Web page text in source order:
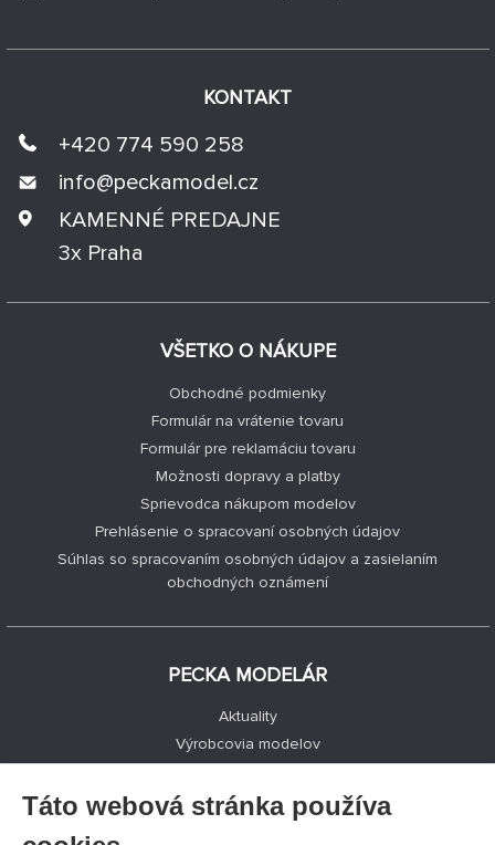
VŠETKO O NÁKUPE
Obchodné podmienky
Formulár na vrátenie tovaru
Formulár pre reklamáciu tovaru
Možnosti dopravy a platby
Sprievodca nákupom modelov
Prehlásenie o spracovaní osobných údajov
Súhlas so spracovaním osobných údajov a zasielaním
obchodných oznámení
PECKA MODELÁR
Aktuality
Výrobcovia modelov
Kontakty
KONTAKT
+420 774 590 258
info@peckamodel.cz
KAMENNÉ PREDAJNE
3x Praha
Táto webová stránka používa